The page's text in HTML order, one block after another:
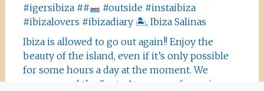
#igersibiza ##
#outside #instaibiza
#ibizalovers #ibizadiary 🏝, Ibiza Salinas
Ibiza is allowed to go out again!! Enjoy the
beauty of the island, even if it’s only possible
for some hours a day at the moment. We
recommend the Santa Agnes area for a nice